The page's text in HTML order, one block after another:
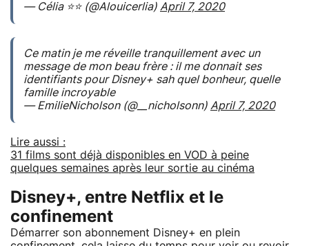
— Célia ⭐️⭐️ (@Alouicerlia) April 7, 2020
Ce matin je me réveille tranquillement avec un
message de mon beau frère : il me donnait ses
identifiants pour Disney+ sah quel bonheur, quelle
famille incroyable
— EmilieNicholson (@__nicholsonn) April 7, 2020
Lire aussi :
31 films sont déjà disponibles en VOD à peine
quelques semaines après leur sortie au cinéma
Disney+, entre Netflix et le
confinement
Démarrer son abonnement Disney+ en plein